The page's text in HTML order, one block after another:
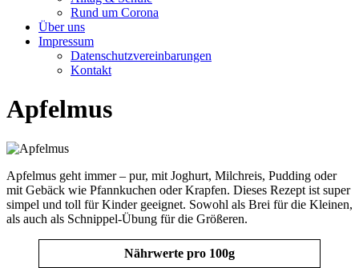
Rund um Corona
Über uns
Impressum
Datenschutzvereinbarungen
Kontakt
Apfelmus
Apfelmus geht immer – pur, mit Joghurt, Milchreis, Pudding oder
mit Gebäck wie Pfannkuchen oder Krapfen. Dieses Rezept ist super
simpel und toll für Kinder geeignet. Sowohl als Brei für die Kleinen,
als auch als Schnippel-Übung für die Größeren.
Nährwerte pro 100g